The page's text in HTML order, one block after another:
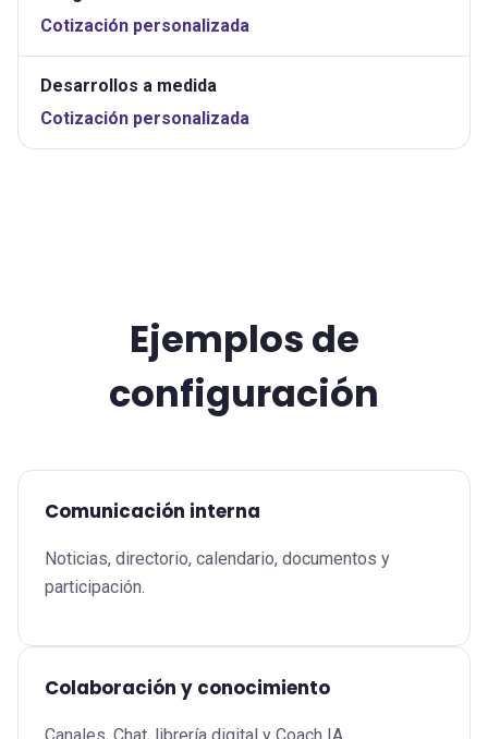
Cotización personalizada
Desarrollos a medida
Cotización personalizada
Ejemplos de
configuración
Comunicación interna
Noticias, directorio, calendario, documentos y
participación.
Colaboración y conocimiento
Canales, Chat, librería digital y Coach IA.